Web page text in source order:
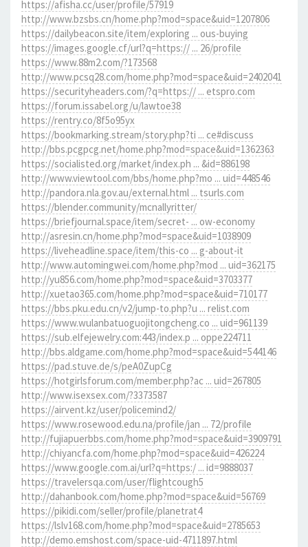
https://afisha.cc/user/profile/57919
http://www.bzsbs.cn/home.php?mod=space&uid=1207806
https://dailybeacon.site/item/exploring ... ous-buying
https://images.google.cf/url?q=https:// ... 26/profile
https://www.88m2.com/?173568
http://www.pcsq28.com/home.php?mod=space&uid=2402041
https://securityheaders.com/?q=https:// ... etspro.com
https://forum.issabel.org/u/lawtoe38
https://rentry.co/8f5o95yx
https://bookmarking.stream/story.php?ti ... ce#discuss
http://bbs.pcgpcg.net/home.php?mod=space&uid=1362363
https://socialisted.org/market/index.ph ... &id=886198
http://www.viewtool.com/bbs/home.php?mo ... uid=448546
http://pandora.nla.gov.au/external.html ... tsurls.com
https://blender.community/mcnallyritter/
https://briefjournal.space/item/secret- ... ow-economy
http://asresin.cn/home.php?mod=space&uid=1038909
https://liveheadline.space/item/this-co ... g-about-it
http://www.automingwei.com/home.php?mod ... uid=362175
http://yu856.com/home.php?mod=space&uid=3703377
http://xuetao365.com/home.php?mod=space&uid=710177
https://bbs.pku.edu.cn/v2/jump-to.php?u ... relist.com
https://www.wulanbatuoguojitongcheng.co ... uid=961139
https://sub.elfejewelry.com:443/index.p ... oppe224711
http://bbs.aldgame.com/home.php?mod=space&uid=544146
https://pad.stuve.de/s/peA0ZupCg
https://hotgirlsforum.com/member.php?ac ... uid=267805
http://www.isexsex.com/?3373587
https://airvent.kz/user/policemind2/
https://www.rosewood.edu.na/profile/jan ... 72/profile
http://fujiapuerbbs.com/home.php?mod=space&uid=3909791
http://chiyancfa.com/home.php?mod=space&uid=426224
https://www.google.com.ai/url?q=https:/ ... id=9888037
https://travelersqa.com/user/flightcough5
http://dahanbook.com/home.php?mod=space&uid=56769
https://pikidi.com/seller/profile/planetrat4
https://lslv168.com/home.php?mod=space&uid=2785653
http://demo.emshost.com/space-uid-4711897.html